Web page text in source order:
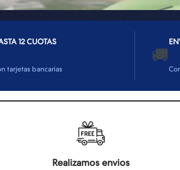
12 CUOTAS
tarjetas bancarias
🚚
Realizamos envios